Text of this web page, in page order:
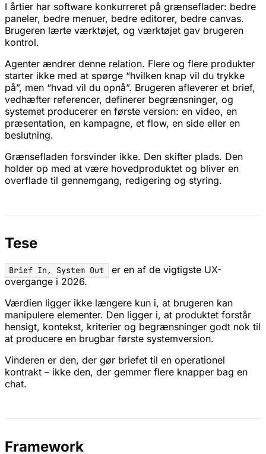
I årtier har software konkurreret på grænseflader: bedre
paneler, bedre menuer, bedre editorer, bedre canvas.
Brugeren lærte værktøjet, og værktøjet gav brugeren
kontrol.
Agenter ændrer denne relation. Flere og flere produkter
starter ikke med at spørge “hvilken knap vil du trykke
på”, men “hvad vil du opnå”. Brugeren afleverer et brief,
vedhæfter referencer, definerer begrænsninger, og
systemet producerer en første version: en video, en
præsentation, en kampagne, et flow, en side eller en
beslutning.
Grænsefladen forsvinder ikke. Den skifter plads. Den
holder op med at være hovedproduktet og bliver en
overflade til gennemgang, redigering og styring.
Tese
Brief In, System Out
er en af de vigtigste UX-
overgange i 2026.
Værdien ligger ikke længere kun i, at brugeren kan
manipulere elementer. Den ligger i, at produktet forstår
hensigt, kontekst, kriterier og begrænsninger godt nok til
at producere en brugbar første systemversion.
Vinderen er den, der gør briefet til en operationel
kontrakt – ikke den, der gemmer flere knapper bag en
chat.
Framework